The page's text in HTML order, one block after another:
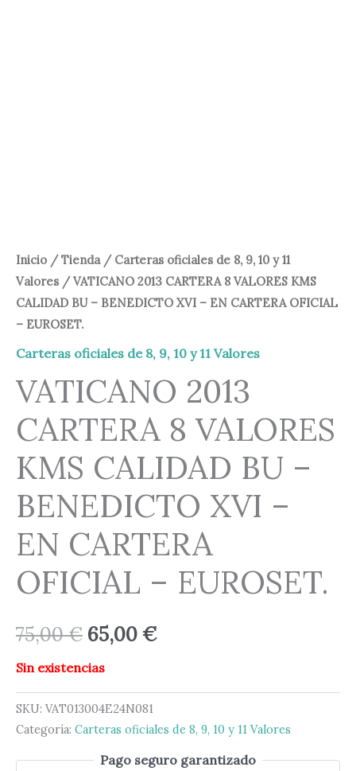
Inicio /Tienda/ Carteras oficiales de 8, 9, 10 y 11
Valores / VATICANO 2013 CARTERA 8 VALORES KMS
CALIDAD BU – BENEDICTO XVI – EN CARTERA OFICIAL
– EUROSET.
Carteras oficiales de 8, 9, 10 y 11 Valores
VATICANO 2013
CARTERA 8 VALORES
KMS CALIDAD BU –
BENEDICTO XVI –
EN CARTERA
OFICIAL – EUROSET.
75,00€ 65,00€
Sin existencias
SKU: VAT013004E24N081
Categoría: Carteras oficiales de 8, 9, 10 y 11 Valores
Pago seguro garantizado